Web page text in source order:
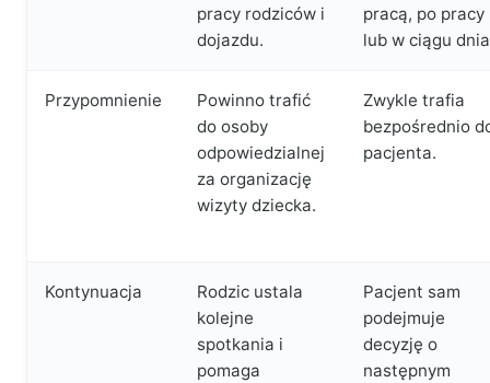
pracy rodziców i
dojazdu.
pracą, po pracy
lub w ciągu
Przypomnienie
Powinno trafić
do osoby
odpowiedzialnej
za organizację
wizyty dziecka.
Zwykle trafia
bezpośrednio
pacjenta.
Kontynuacja
Rodzic ustala
kolejne
spotkania i
pomaga
Pacjent sam
podejmuje
decyzję o
następnym